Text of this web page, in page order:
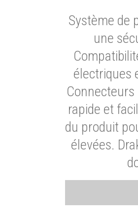
Système de
une
électriques
rapide et
du produit
élevées.